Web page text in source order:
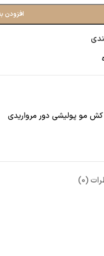
افزودن
کش مو پولیشی دور مرواریدی
(0)